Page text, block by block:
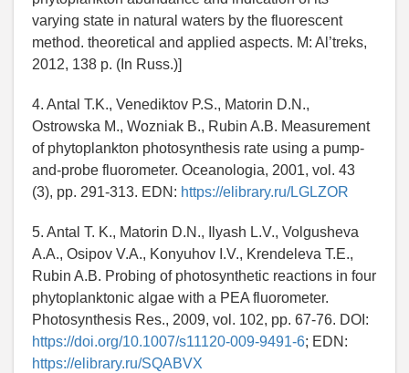
varying state in natural waters by the fluorescent
method. theoretical and applied aspects. M: Al’treks,
2012, 138 p. (In Russ.)]
4. Antal T.K., Venediktov P.S., Matorin D.N.,
Ostrowska M., Wozniak B., Rubin A.B. Measurement
of phytoplankton photosynthesis rate using a pump-
and-probe fluorometer. Oceanologia, 2001, vol. 43
(3), pp. 291-313. EDN: https://elibrary.ru/LGLZOR
5. Antal T. K., Matorin D.N., Ilyash L.V., Volgusheva
A.A., Osipov V.A., Konyuhov I.V., Krendeleva T.E.,
Rubin A.B. Probing of photosynthetic reactions in four
phytoplanktonic algae with a PEA fluorometer.
Photosynthesis Res., 2009, vol. 102, pp. 67-76. DOI:
https://doi.org/10.1007/s11120-009-9491-6; EDN:
https://elibrary.ru/SQABVX